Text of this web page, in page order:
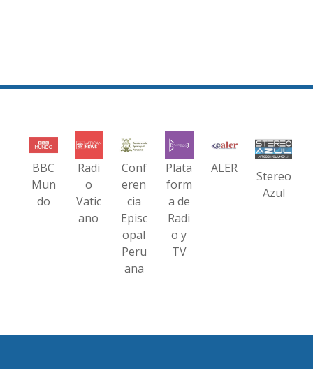
BBC
Mun
do
Radi
o
Vatic
ano
Conf
eren
cia
Episc
opal
Peru
ana
Plata
form
a de
Radi
o y
TV
ALER
Stereo
Azul